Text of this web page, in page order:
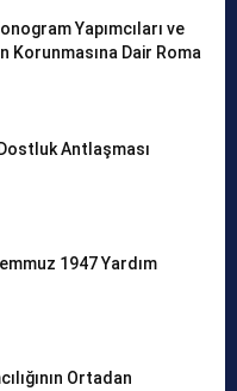
Yapımcıları ve
Korunmasına Dair Roma
Antlaşması
1947 Yardım
Ortadan